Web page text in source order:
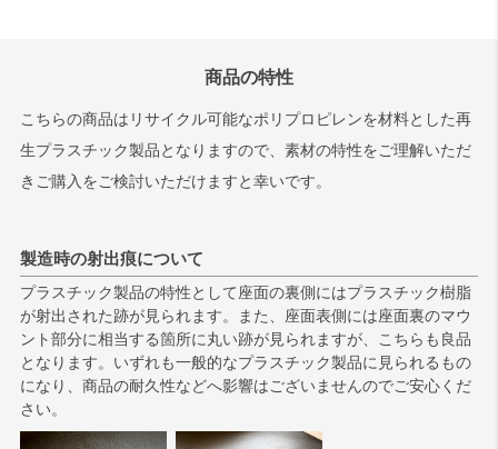
商品の特性
こちらの商品はリサイクル可能なポリプロピレンを材料とした再
生プラスチック製品となりますので、素材の特性をご理解いただ
きご購入をご検討いただけますと幸いです。
製造時の射出痕について
プラスチック製品の特性として座面の裏側にはプラスチック樹脂
が射出された跡が見られます。また、座面表側には座面裏のマウ
ント部分に相当する箇所に丸い跡が見られますが、こちらも良品
となります。いずれも一般的なプラスチック製品に見られるもの
になり、商品の耐久性などへ影響はございませんのでご安心くだ
さい。